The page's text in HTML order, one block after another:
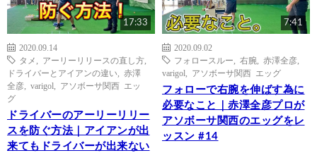
17:33
2020.09.14
タメ
アーリーリリースの直し方
ドライバーとアイアンの違い
赤澤
全彦
varigol
アソボーサ関西 エッ
グ
ドライバーのアーリーリリー
スを防ぐ方法｜アイアンが出
来てもドライバーが出来ない
7:41
2020.09.02
フォロースルー
右腕 赤澤全彦
varigol
アソボーサ関西 エッグ
フォローで右腕を伸ばす為に
必要なこと｜赤澤全彦プロが
アソボーサ関西のエッグをレ
ッスン #14